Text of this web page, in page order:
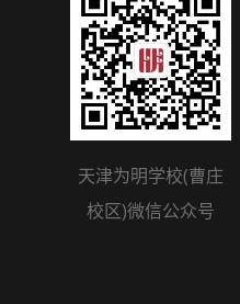
天津为明学校(曹庄
校区)微信公众号